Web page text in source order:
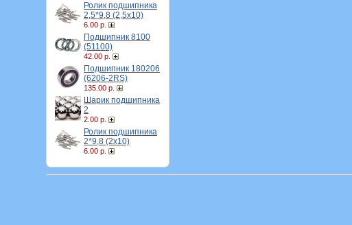
Ролик подшипника
2,5*9,8 (2,5х10)
6.00 р.
Подшипник 8100
(51100)
42.00 р.
Подшипник 180206
(6206-2RS)
135.00 р.
Шарик подшипника
2
2.00 р.
Ролик подшипника
2*9,8 (2х10)
6.00 р.